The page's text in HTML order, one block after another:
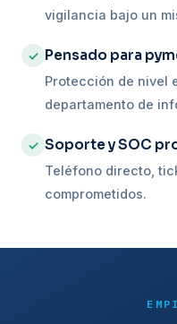
vigilancia bajo un
✓ Pensado para
Protección de nivel
departamento de
✓ Soporte y SOC
Teléfono directo,
comprometidos.